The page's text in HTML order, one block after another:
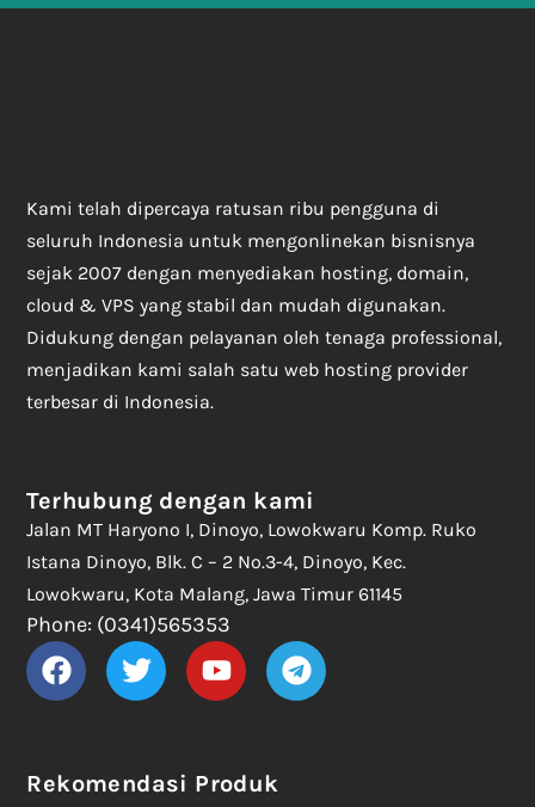
Kami telah dipercaya ratusan ribu pengguna di
seluruh Indonesia untuk mengonlinekan bisnisnya
sejak 2007 dengan menyediakan hosting, domain,
cloud & VPS yang stabil dan mudah digunakan.
Didukung dengan pelayanan oleh tenaga professional,
menjadikan kami salah satu web hosting provider
terbesar di Indonesia.
Rekomendasi Produk
Terhubung dengan kami
Jalan MT Haryono I, Dinoyo, Lowokwaru Komp. Ruko
Istana Dinoyo, Blk. C – 2 No.3-4, Dinoyo, Kec.
Lowokwaru, Kota Malang, Jawa Timur 61145
Phone: (0341)565353